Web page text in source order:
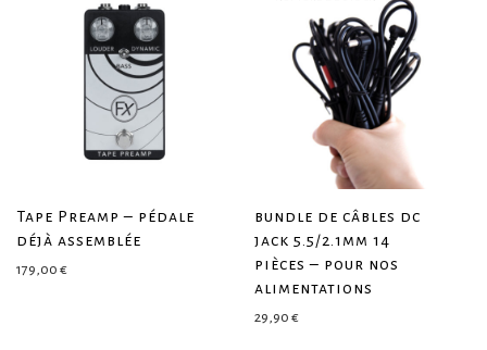
Tape Preamp – pédale
déjà assemblée
179,00 €
bundle de câbles dc
jack 5.5/2.1mm 14
pièces – pour nos
alimentations
29,90 €